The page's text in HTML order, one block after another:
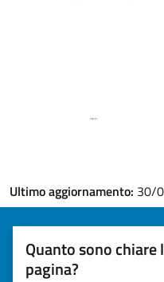
Ultimo aggiornamento: 30/
Quanto sono
pagina?